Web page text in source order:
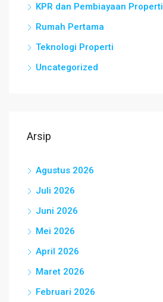
KPR dan Pembiayaan Properti
Rumah Pertama
Teknologi Properti
Uncategorized
Arsip
Agustus 2026
Juli 2026
Juni 2026
Mei 2026
April 2026
Maret 2026
Februari 2026